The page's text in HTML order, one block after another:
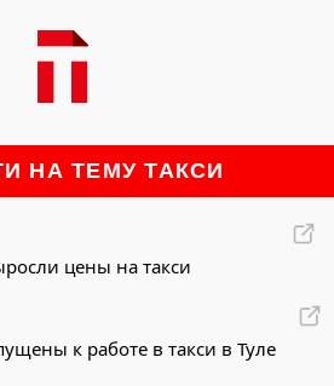
НА ТЕМУ ТАКСИ
цены на такси
к работе в такси в Туле